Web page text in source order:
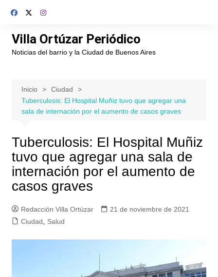
Villa Ortúzar Periódico
Noticias del barrio y la Ciudad de Buenos Aires
Inicio
Ciudad
Tuberculosis: El Hospital Muñiz tuvo que agregar una
sala de internación por el aumento de casos graves
Tuberculosis: El Hospital Muñiz
tuvo que agregar una sala de
internación por el aumento de
casos graves
Redacción Villa Ortúzar
21 de noviembre de 2021
Ciudad
Salud